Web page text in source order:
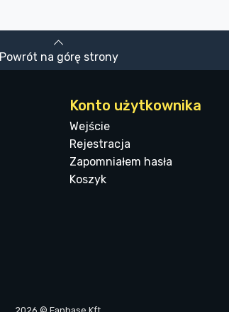
Powrót na górę strony
Konto użytkownika
Wejście
Rejestracja
Zapomniałem hasła
Koszyk